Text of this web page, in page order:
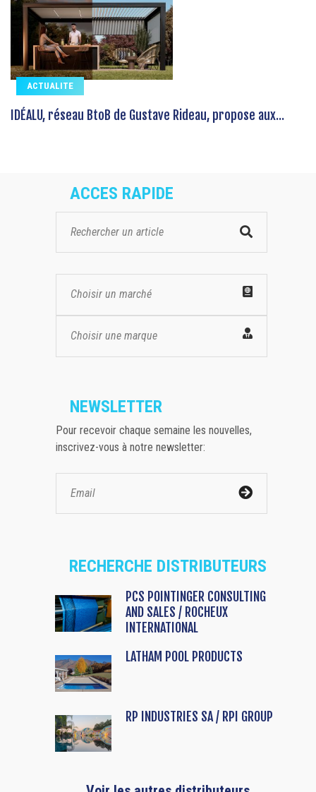
ACTUALITE
IDÉALU, réseau BtoB de Gustave Rideau, propose aux...
ACCES RAPIDE
Choisir un marché
Choisir une marque
NEWSLETTER
Pour recevoir chaque semaine les nouvelles,
inscrivez-vous à notre newsletter:
RECHERCHE DISTRIBUTEURS
PCS POINTINGER CONSULTING
AND SALES / ROCHEUX
INTERNATIONAL
LATHAM POOL PRODUCTS
RP INDUSTRIES SA / RPI GROUP